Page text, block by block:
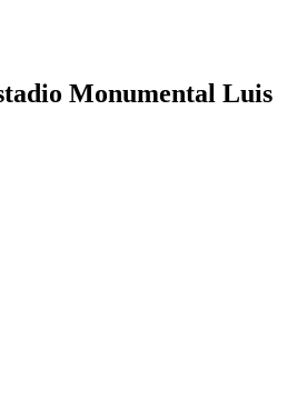
Monumental Luis